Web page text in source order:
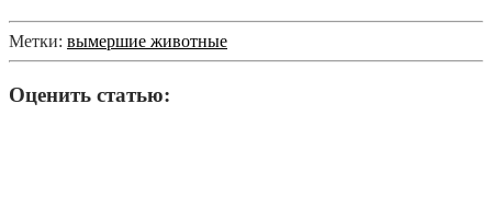
Метки: вымершие животные
Оценить статью: